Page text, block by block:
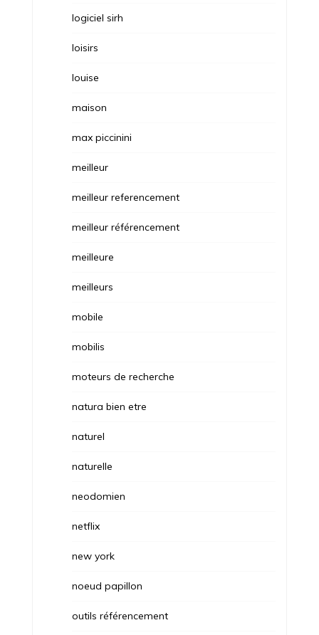
logiciel sirh
loisirs
louise
maison
max piccinini
meilleur
meilleur referencement
meilleur référencement
meilleure
meilleurs
mobile
mobilis
moteurs de recherche
natura bien etre
naturel
naturelle
neodomien
netflix
new york
noeud papillon
outils référencement